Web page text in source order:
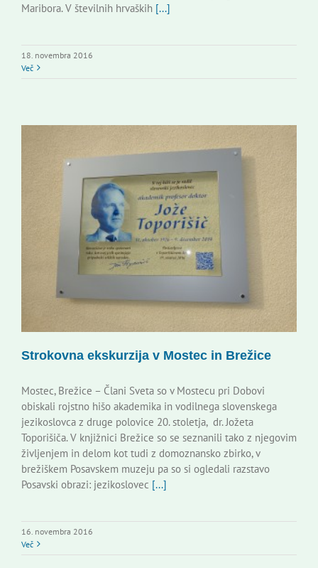
Maribora. V številnih hrvaških [...]
18. novembra 2016
Več
Strokovna ekskurzija v Mostec in Brežice
Mostec, Brežice – Člani Sveta so v Mostecu pri Dobovi
obiskali rojstno hišo akademika in vodilnega slovenskega
jezikoslovca z druge polovice 20. stoletja, dr. Jožeta
Toporišiča. V knjižnici Brežice so se seznanili tako z njegovim
življenjem in delom kot tudi z domoznansko zbirko, v
brežiškem Posavskem muzeju pa so si ogledali razstavo
Posavski obrazi: jezikoslovec [...]
16. novembra 2016
Več